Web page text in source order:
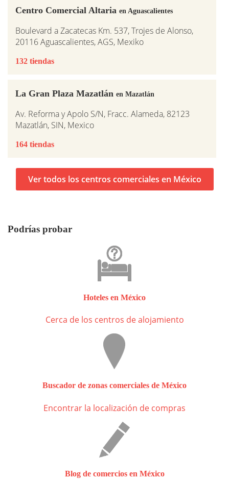
Centro Comercial Altaria en Aguascalientes
Boulevard a Zacatecas Km. 537, Trojes de Alonso,
20116 Aguascalientes, AGS, Mexiko
132 tiendas
La Gran Plaza Mazatlán en Mazatlán
Av. Reforma y Apolo S/N, Fracc. Alameda, 82123
Mazatlán, SIN, Mexico
164 tiendas
Ver todos los centros comerciales en México
Podrías probar
Hoteles en México
Cerca de los centros de alojamiento
Buscador de zonas comerciales de México
Encontrar la localización de compras
Blog de comercios en México